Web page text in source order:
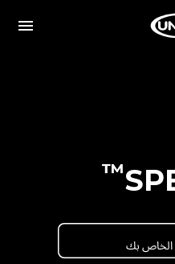
™
الخاص بك